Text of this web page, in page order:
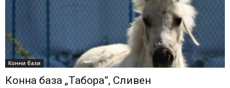
Конни бази
Конна база „Табора”, Сливен